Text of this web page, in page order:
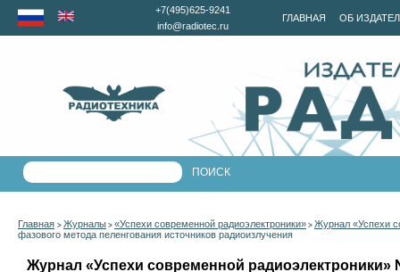
ГЛАВНАЯ ОБ
+7(495)625-9241
info@radiotec.ru
Главная > Журналы > «Успехи современной радиоэлектроники» > Журнал «Успехи
фазового метода пеленгования источников радиоизлучения
Журнал «Успехи современной радиоэлектроники»